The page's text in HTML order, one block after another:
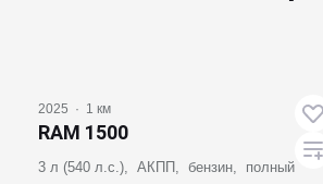
2025 · 1 км
RAM 1500
3 л (540 л.с.), АКПП, бензин, полный